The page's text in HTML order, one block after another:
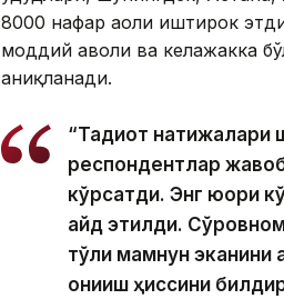
8000 нафар аҳоли иштирок
моддий аҳволи ва келажакка
аниқланади.
“Тадқиқот
респондентлар
кўрсатди. Энг юқори
қайд этилди.
тўлиқ мамнун
қониқиш ҳиссини